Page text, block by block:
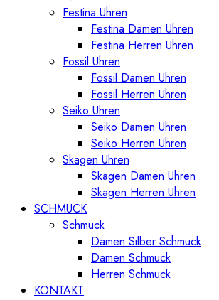
Festina Uhren
Festina Damen Uhren
Festina Herren Uhren
Fossil Uhren
Fossil Damen Uhren
Fossil Herren Uhren
Seiko Uhren
Seiko Damen Uhren
Seiko Herren Uhren
Skagen Uhren
Skagen Damen Uhren
Skagen Herren Uhren
SCHMUCK
Schmuck
Damen Silber Schmuck
Damen Schmuck
Herren Schmuck
KONTAKT